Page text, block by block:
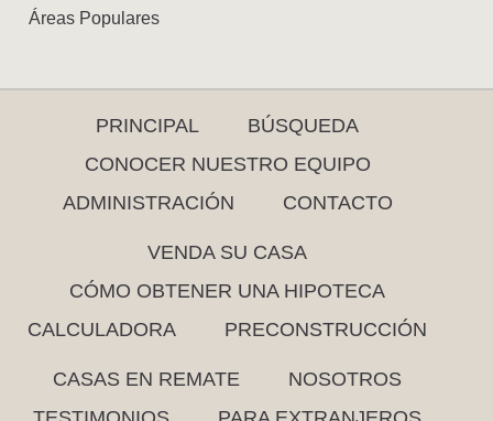
Áreas Populares
PRINCIPAL
BÚSQUEDA
CONOCER NUESTRO EQUIPO
ADMINISTRACIÓN
CONTACTO
VENDA SU CASA
CÓMO OBTENER UNA HIPOTECA
CALCULADORA
PRECONSTRUCCIÓN
CASAS EN REMATE
NOSOTROS